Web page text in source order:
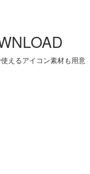
えるアイコン素材も用意